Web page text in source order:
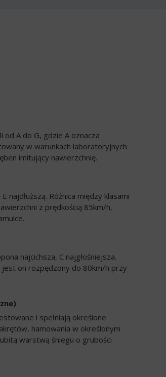
A do G, gdzie A oznacza
w warunkach laboratoryjnych
imitujący nawierzchnię.
najdłuższą. Różnica między klasami
z prędkością 85km/h,
najcichsza, C najgłośniejsza.
on rozpędzony do 80km/h przy
i spełniają określone
hamowania w określonym
warstwą śniegu o grubości